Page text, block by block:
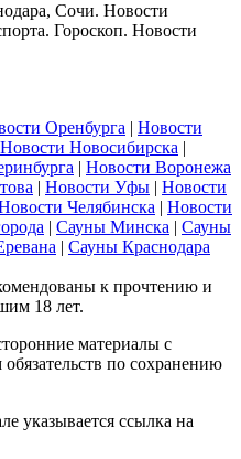
Сочи. Новости
Гороскоп. Новости
Оренбурга | Новости
Новости Новосибирска |
| Новости Воронежа
| Новости Уфы | Новости
Челябинска | Новости
| Сауны Минска | Сауны
| Сауны Краснодара
к прочтению и
18 лет.
материалы с
по сохранению
указывается ссылка на